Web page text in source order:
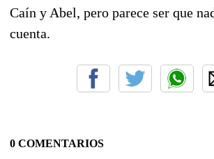
Caín y Abel, pero parece ser que
cuenta.
0 COMENTARIOS